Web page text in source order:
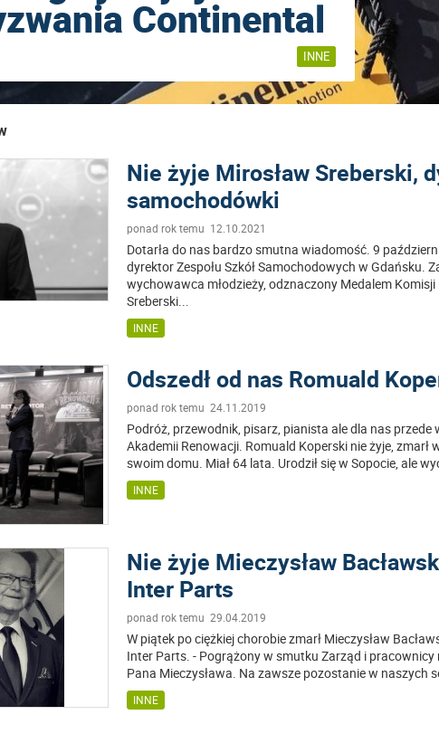
Continental
INNE
Nie żyje Mirosław Sreberski,
samochodówki
ponad rok temu 12.10.2021
Dotarła do nas bardzo smutna wiadomość. 9
dyrektor Zespołu Szkół Samochodowych w Gdańsku.
wychowawca młodzieży, odznaczony Medalem
Sreberski...
INNE
Odszedł od nas Romuald
ponad rok temu 24.11.2019
Podróż, przewodnik, pisarz, pianista ale dla nas
Akademii Renowacji. Romuald Koperski nie żyje,
swoim domu. Miał 64 lata. Urodził się w Sopocie, ale
INNE
Nie żyje Mieczysław
Inter Parts
ponad rok temu 29.04.2019
W piątek po ciężkiej chorobie zmarł Mieczysław
Inter Parts. - Pogrążony w smutku Zarząd i pracownicy
Pana Mieczysława. Na zawsze pozostanie w naszych
INNE